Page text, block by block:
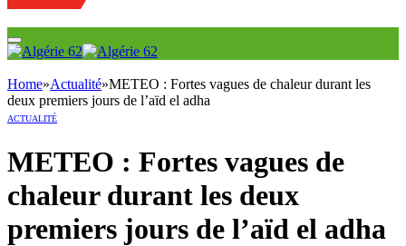
Home»Actualité»METEO : Fortes vagues de chaleur durant les
deux premiers jours de l’aïd el adha
ACTUALITÉ
METEO : Fortes vagues de
chaleur durant les deux
premiers jours de l’aïd el adha